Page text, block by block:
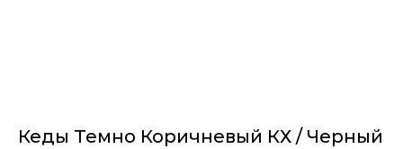
Кеды Темно Коричневый КХ / Черный